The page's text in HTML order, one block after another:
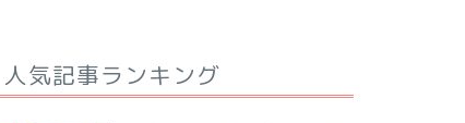
人気記事ランキング